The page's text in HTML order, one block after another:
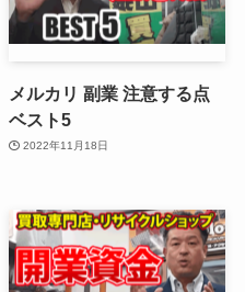
メルカリ 副業 注意する点
ベスト5
2022年11月18日